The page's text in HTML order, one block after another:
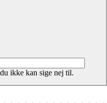
ikke kan sige nej til.